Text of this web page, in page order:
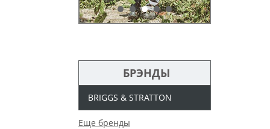
БРЭНДЫ
BRIGGS & STRATTON
Еще бренды